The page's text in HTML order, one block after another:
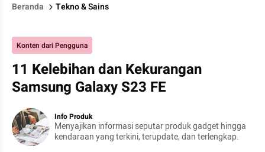
Beranda Tekno & Sains
Konten dari Pengguna
11 Kelebihan dan Kekurangan
Samsung Galaxy S23 FE
Info Produk
Menyajikan informasi seputar produk gadget hingga
kendaraan yang terkini, terupdate, dan terlengkap.